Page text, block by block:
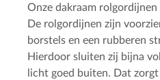
Onze dakraam
De rolgordijnen zijn
borstels en een rubberen
Hierdoor sluiten zij bijna
licht goed buiten. Dat